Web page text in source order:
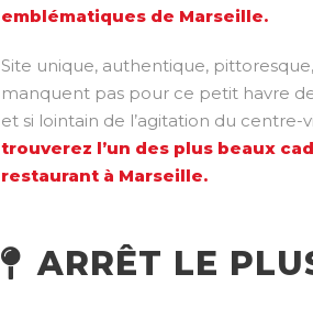
emblématiques de Marseille.
Site unique, authentique,
manquent pas pour ce petit havre
et si lointain de l’agitation du centre-
trouverez l’un des plus beaux
restaurant à Marseille.
ARRÊT LE